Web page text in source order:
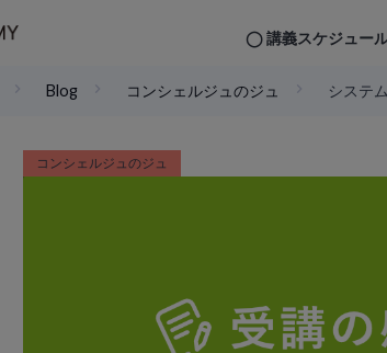
講義スケジュー
Blog コンシェルジュのジュ システ
コンシェルジュのジュ